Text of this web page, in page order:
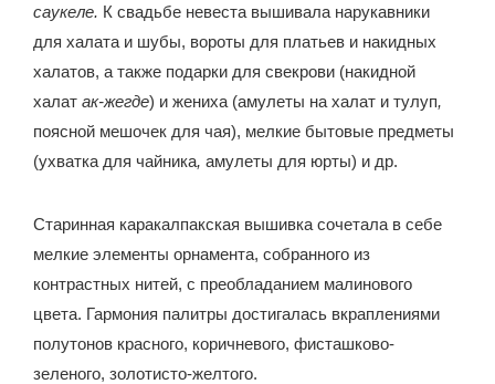
саукеле. К свадьбе невеста вышивала нарукавники
для халата и шубы, вороты для платьев и накидных
халатов, а также подарки для свекрови (накидной
халат ак-жегде) и жениха (амулеты на халат и тулуп,
поясной мешочек для чая), мелкие бытовые предметы
(ухватка для чайника, амулеты для юрты) и др.
Старинная каракалпакская вышивка сочетала в себе
мелкие элементы орнамента, собранного из
контрастных нитей, с преобладанием малинового
цвета. Гармония палитры достигалась вкраплениями
полутонов красного, коричневого, фисташково-
зеленого, золотисто-желтого.